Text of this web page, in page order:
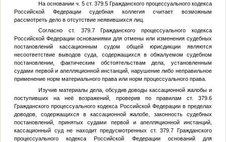
На основании ч. 5 ст. 379.5 Гражданского процессуального кодекса
Российской Федерации судебная коллегия считает возможным
рассмотреть дело в отсутствие неявившихся лиц.
Согласно ст. 379.7 Гражданского процессуального кодекса
Российской Федерации основаниями для отмены или изменения судебных
постановлений кассационным судом общей юрисдикции являются
несоответствие выводов суда, содержащихся в обжалуемом судебном
постановлении, фактическим обстоятельствам дела, установленным
судами первой и апелляционной инстанций, нарушение либо неправильное
применение норм материального права или норм процессуального права.
Изучив материалы дела, обсудив доводы кассационной жалобы и
поступивших на неё возражений, проверив по правилам ст. 379.6
Гражданского процессуального кодекса Российской Федерации в пределах
доводов, содержащихся в кассационной жалобе, законность судебных
постановлений, принятых судами первой и апелляционной инстанций,
кассационный суд не находит предусмотренных ст. 379.7 Гражданского
процессуального кодекса Российской Федерации оснований для